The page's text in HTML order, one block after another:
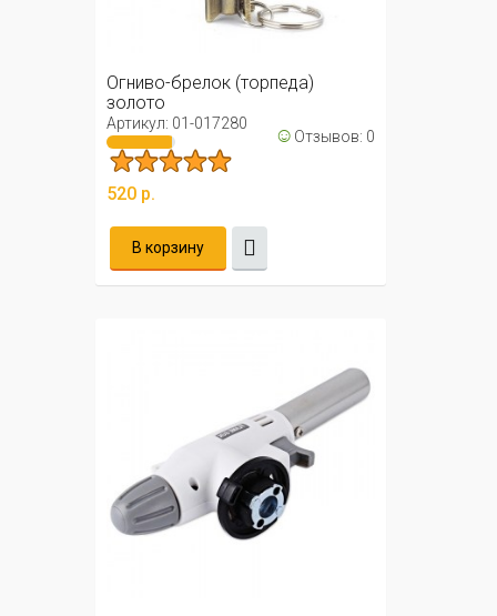
Огниво-брелок (торпеда)
золото
Артикул: 01-017280 ☺ Отзывов: 0
520 р.
В корзину